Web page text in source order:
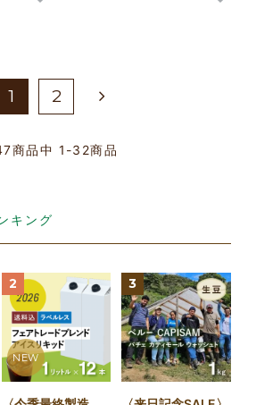
1 2
商品中 1-32商品
キング
2
NEW
3